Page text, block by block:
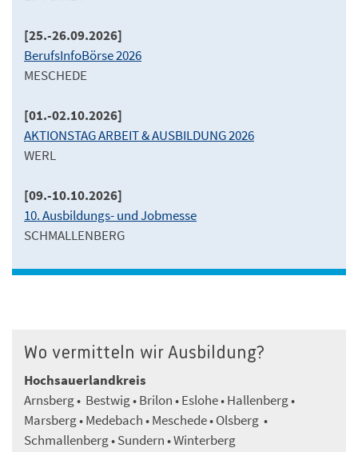
[25.-26.09.2026]
BerufsInfoBörse 2026
MESCHEDE
[01.-02.10.2026]
AKTIONSTAG ARBEIT & AUSBILDUNG 2026
WERL
[09.-10.10.2026]
10. Ausbildungs- und Jobmesse
SCHMALLENBERG
Wo vermitteln wir Ausbildung?
Hochsauerlandkreis
Arnsberg • Bestwig • Brilon • Eslohe • Hallenberg •
Marsberg • Medebach • Meschede • Olsberg •
Schmallenberg • Sundern • Winterberg